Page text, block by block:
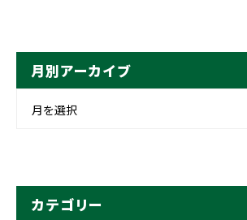
月別アーカイブ
月を選択
カテゴリー